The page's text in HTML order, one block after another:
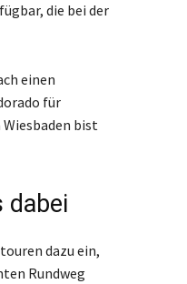
die bei der
einen
für
bist
dabei
dazu ein,
Rundweg